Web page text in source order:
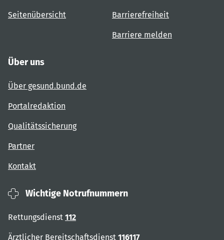
Seitenübersicht Barrierefreiheit
Barriere melden
Über uns
Über gesund.bund.de
Portalredaktion
Qualitätssicherung
Partner
Kontakt
Wichtige Notrufnummern
Rettungsdienst 112
Ärztlicher Bereitschaftsdienst 116117